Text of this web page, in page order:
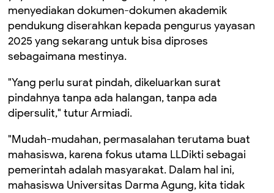
menyediakan dokumen-dokumen akademik
pendukung diserahkan kepada pengurus yayasan
2025 yang sekarang untuk bisa diproses
sebagaimana mestinya.
"Yang perlu surat pindah, dikeluarkan surat
pindahnya tanpa ada halangan, tanpa ada
dipersulit," tutur Armiadi.
"Mudah-mudahan, permasalahan terutama buat
mahasiswa, karena fokus utama LLDikti sebagai
pemerintah adalah masyarakat. Dalam hal ini,
mahasiswa Universitas Darma Agung, kita tidak